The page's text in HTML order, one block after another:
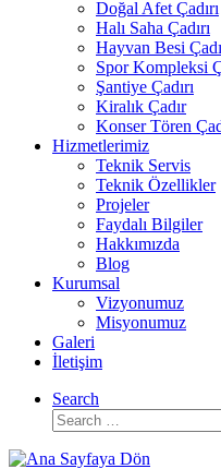
Doğal Afet Çadırı
Halı Saha Çadırı
Hayvan Besi
Spor Kompleksi
Şantiye Çadırı
Kiralık Çadır
Konser Tören
Hizmetlerimiz
Teknik Servis
Teknik Özellikler
Projeler
Faydalı Bilgiler
Hakkımızda
Blog
Kurumsal
Vizyonumuz
Misyonumuz
Galeri
İletişim
Search
Search